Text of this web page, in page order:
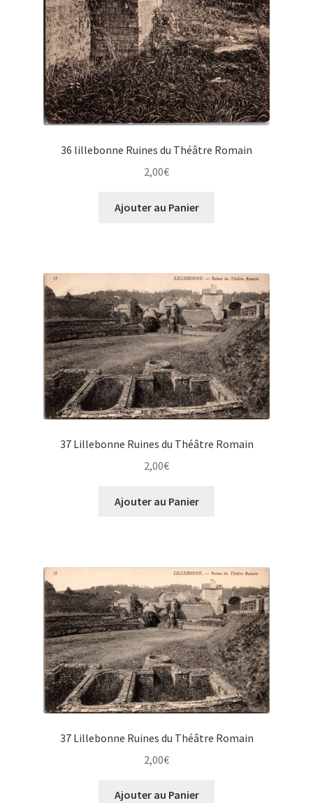
36 lillebonne Ruines du Théâtre Romain
2,00€
Ajouter au Panier
37 Lillebonne Ruines du Théâtre Romain
2,00€
Ajouter au Panier
37 Lillebonne Ruines du Théâtre Romain
2,00€
Ajouter au Panier